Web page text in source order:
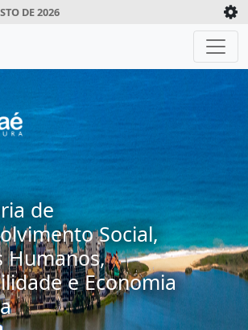
DE 2026
de
Social,
Humanos,
e Economia